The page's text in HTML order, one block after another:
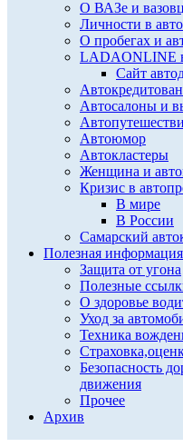
О ВАЗе и
Личности в
О пробегах и
LADAONLINE
Сайт
Автосалоны и
Автоюмор
Автокластеры
Женщина и
Кризис в
В мире
В России
Самарский
Полезная информация
Защита от угона
Полезные
О здоровье
Уход за
Техника
Безопасность
движения
Прочее
Архив